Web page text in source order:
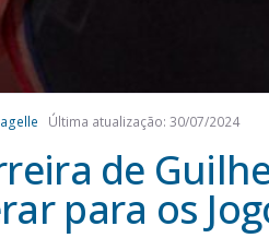
Última atualização: 30/07/2024
de
para os